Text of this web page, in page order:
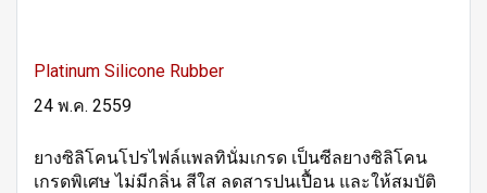
Platinum Silicone Rubber
24 พ.ค. 2559
ยางซิลิโคนโปรไฟล์แพลทินั่มเกรด เป็นซีลยางซิลิโคน
เกรดพิเศษ ไม่มีกลิ่น สีใส ลดสารปนเปื้อน และให้สมบัติ